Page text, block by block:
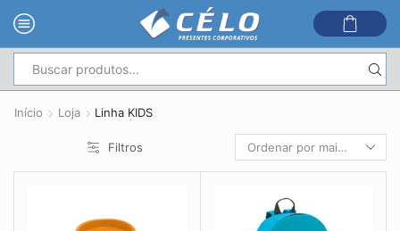
de
Início Loja Linha KIDS
Filtros